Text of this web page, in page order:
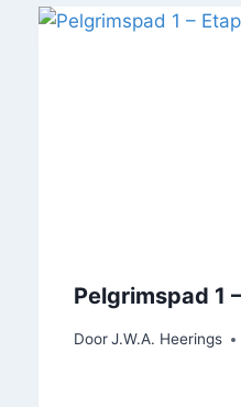
Pelgrimspad 1
Door J.W.A. Heerings